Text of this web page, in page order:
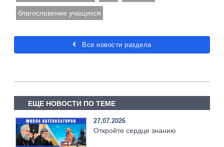
благословение учащихся
Все новости раздела
ЕЩЕ НОВОСТИ ПО ТЕМЕ
27.07.2026
Откройте сердце знанию